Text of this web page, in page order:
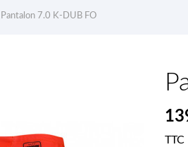
Pantalon 7.0 K-DUB FO
TTC